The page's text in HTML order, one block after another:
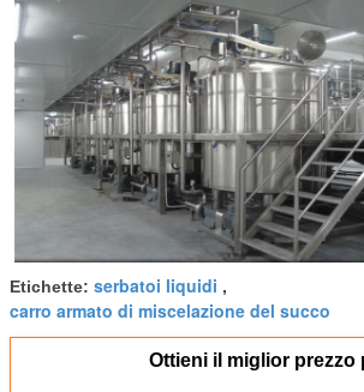
Etichette: serbatoi liquidi ,
carro armato di miscelazione del succo
Ottieni il miglior prezzo